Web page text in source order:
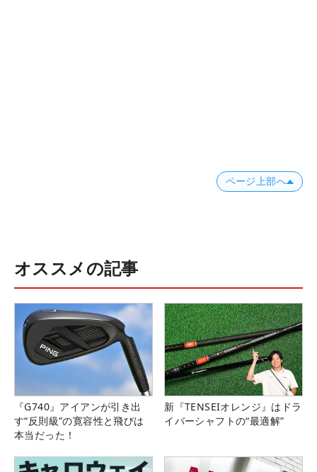
ページ上部へ
オススメの記事
『G740』アイアンが引き出
す“反則級”の寛容性と飛びは
本当だった！
新『TENSEIオレンジ』はドラ
イバーシャフトの“最適解”